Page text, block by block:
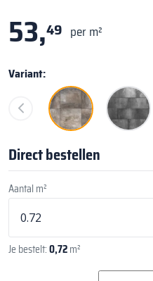
53,49 per m²
Variant:
Direct bestellen
Aantal m²
Je bestelt:0,72m²